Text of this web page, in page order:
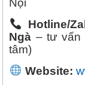
Nội
Hotline/
Ngà – tư vấn
tâm)
Website: